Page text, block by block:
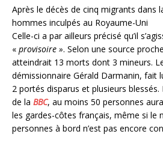
Après le décès de cinq migrants dans
hommes inculpés au Royaume-Uni
Celle-ci a par ailleurs précisé qu’il
« provisoire ». Selon une source
atteindrait 13 morts dont 3 mineurs.
démissionnaire Gérald Darmanin, fait
2 portés disparus et plusieurs blessés.
de la BBC, au moins 50 personnes
les gardes-côtes français, même si le
personnes à bord n’est pas encore